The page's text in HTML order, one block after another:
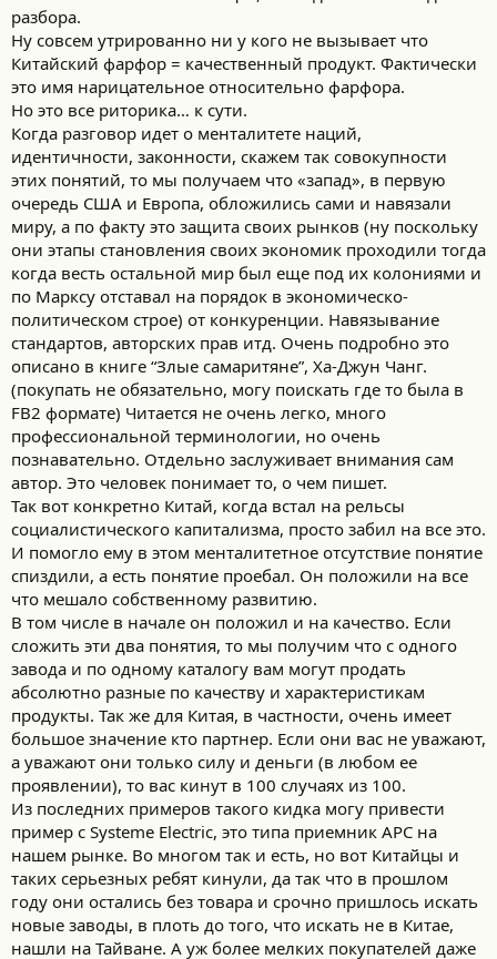
же рецептурой но из ОАЭ)
SHELL - торжок
VAG - ГПН......плеать....
Нас так долго "кормили" инфополем что западное
европейское это лучше чем азиатское......только вот почему то
все тойотоводы бегают и ищут банки TOYOTA масел именно с
Японии
Какой круговорот Ж!!!!!
Так почему тест EuroNcap могут быть честнее чем те же тесты в
Китае сделанные китайцами ?
Почему у китайцев Ровер в труху с майбахаом в EuroNcap
такого не найти?
Так может специально не делают такой тест - а в жизни то он
реален......почему ?
Может нас действительно плавно и нежно вводили
десятилетиями в инфополе лучших товаров от европы ?
Я вот задумался 2 года назад.....и смотрю что по факту то не
хуже..
разбора.
Ну совсем утрированно ни у кого не вызывает что
Китайский фарфор = качественный продукт. Фактически
это имя нарицательное относительно фарфора.
Но это все риторика… к сути.
Когда разговор идет о менталитете наций,
идентичности, законности, скажем так совокупности
этих понятий, то мы получаем что «запад», в первую
очередь США и Европа, обложились сами и навязали
миру, а по факту это защита своих рынков (ну поскольку
они этапы становления своих экономик проходили тогда
когда весть остальной мир был еще под их колониями и
по Марксу отставал на порядок в экономическо-
политическом строе) от конкуренции. Навязывание
стандартов, авторских прав итд. Очень подробно это
описано в книге “Злые самаритяне”, Ха-Джун Чанг.
(покупать не обязательно, могу поискать где то была в
FB2 формате) Читается не очень легко, много
профессиональной терминологии, но очень
познавательно. Отдельно заслуживает внимания сам
автор. Это человек понимает то, о чем пишет.
Так вот конкретно Китай, когда встал на рельсы
социалистического капитализма, просто забил на все это.
И помогло ему в этом менталитетное отсутствие понятие
спиздили, а есть понятие проебал. Он положили на все
что мешало собственному развитию.
В том числе в начале он положил и на качество. Если
сложить эти два понятия, то мы получим что с одного
завода и по одному каталогу вам могут продать
абсолютно разные по качеству и характеристикам
продукты. Так же для Китая, в частности, очень имеет
большое значение кто партнер. Если они вас не уважают,
а уважают они только силу и деньги (в любом ее
проявлении), то вас кинут в 100 случаях из 100.
Из последних примеров такого кидка могу привести
пример с Systeme Electric, это типа приемник APC на
нашем рынке. Во многом так и есть, но вот Китайцы и
таких серьезных ребят кинули, да так что в прошлом
году они остались без товара и срочно пришлось искать
новые заводы, в плоть до того, что искать не в Китае,
нашли на Тайване. А уж более мелких покупателей даже